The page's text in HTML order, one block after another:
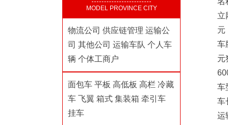
MODEL PROVINCE CITY
物流公司 供应链管理 运输公
司 其他公司 运输车队 个人车
辆 个体工商户
面包车 平板 高低板 高栏 冷藏
车 飞翼 箱式 集装箱 牵引车
挂车
立
元
车
元
车
车
运